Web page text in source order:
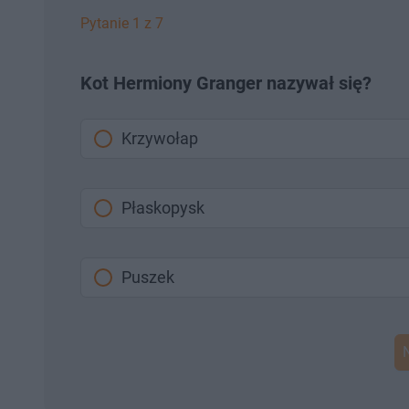
Pytanie 1 z 7
Kot Hermiony Granger nazywał się?
Krzywołap
Płaskopysk
Puszek